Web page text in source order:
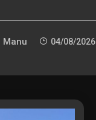
Manu 04/08/2026